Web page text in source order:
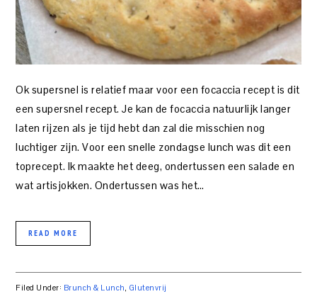
Ok supersnel is relatief maar voor een focaccia recept is dit
een supersnel recept. Je kan de focaccia natuurlijk langer
laten rijzen als je tijd hebt dan zal die misschien nog
luchtiger zijn. Voor een snelle zondagse lunch was dit een
toprecept. Ik maakte het deeg, ondertussen een salade en
wat artisjokken. Ondertussen was het…
READ MORE
Filed Under: Brunch & Lunch, Glutenvrij